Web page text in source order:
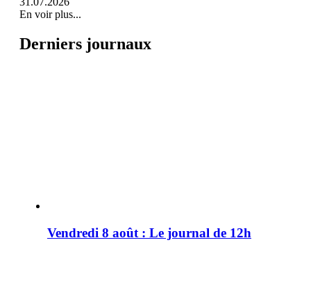
En voir plus...
Derniers journaux
Vendredi 8 août : Le journal de 12h